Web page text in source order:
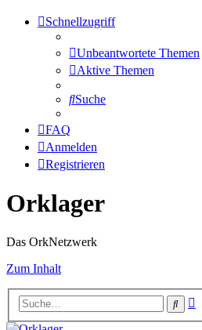
Schnellzugriff
Unbeantwortete Themen
Aktive Themen
Suche
FAQ
Anmelden
Registrieren
Orklager
Das OrkNetzwerk
Zum Inhalt
Suche